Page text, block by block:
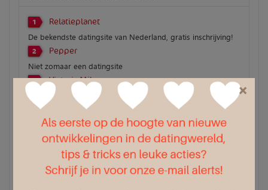
1 Relatieplanet
De bekendste datingsite van Nederland, gratis inschrijving!
2 Pepper
Niet zomaar een datingsite
3 Victoria Milan
100% anoniem en zeer discreet ×